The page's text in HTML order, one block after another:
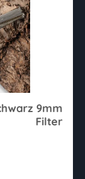
9mm
Filter